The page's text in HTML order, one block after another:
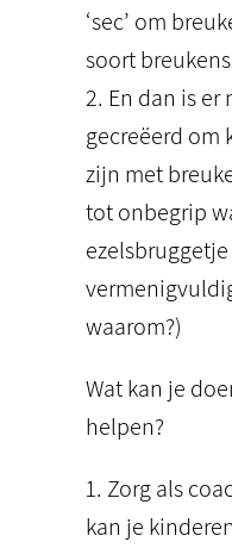
‘sec’ om
soort
2. En dan is
gecreëerd om
zijn met
tot onbegrip
waarom?)
Wat kan je
helpen?
1. Zorg als
kan je